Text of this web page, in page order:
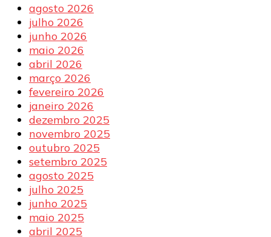
agosto 2026
julho 2026
junho 2026
maio 2026
abril 2026
março 2026
fevereiro 2026
janeiro 2026
dezembro 2025
novembro 2025
outubro 2025
setembro 2025
agosto 2025
julho 2025
junho 2025
maio 2025
abril 2025